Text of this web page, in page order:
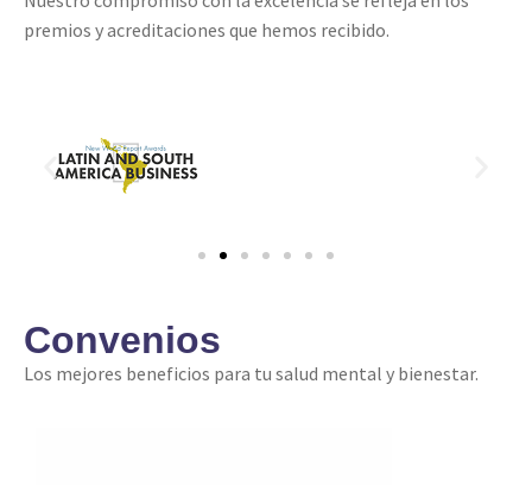
premios y acreditaciones que hemos recibido.
Convenios
Los mejores beneficios para tu salud mental y bienestar.